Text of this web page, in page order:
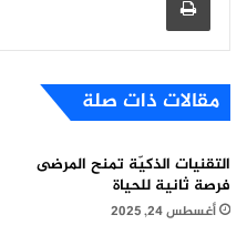
مقالات ذات صلة
التقنيات الذكيّة تمنح المرضى
فرصة ثانية للحياة
أغسطس 24, 2025